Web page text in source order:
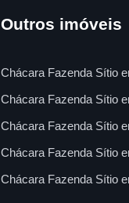
Outros imóveis
Chácara Fazenda Sítio
Chácara Fazenda Sítio
Chácara Fazenda Sítio
Chácara Fazenda Sítio
Chácara Fazenda Sítio